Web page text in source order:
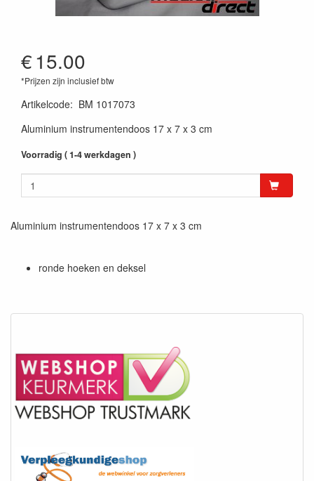
€15.00
*Prijzen zijn inclusief btw
Artikelcode: BM 1017073
Aluminium instrumentendoos 17 x 7 x 3 cm
Voorradig ( 1-4 werkdagen )
Aluminium instrumentendoos 17 x 7 x 3 cm
ronde hoeken en deksel